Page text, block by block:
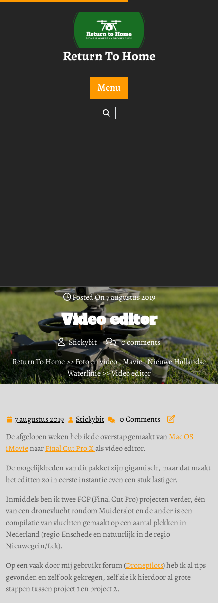
Skip
Return To Home
Menu
Posted On 7 augustus 2019
Video editor
Stickybit
0 comments
Return To Home>>Foto en video,Mavic,Nieuwe Hollandse
Waterlinie>> Video editor
7 augustus 2019
augustus
2019
Stickybit Stickybit0 Comments
De afgelopen weken heb ik de overstap gemaakt vanMac OS
iMovienaarFinal Cut Pro Xals video editor.
De mogelijkheden van dit pakket zijn gigantisch, maar dat maakt
het editten zo in eerste instantie even een stuk lastiger.
Inmiddels ben ik twee FCP (Final Cut Pro) projecten verder, één
van een dronevlucht rondom Muiderslot en de ander is een
compilatie van vluchten gemaakt op een aantal plekken in
Nederland (regio Enschede en natuurlijk in de regio
Nieuwegein/Lek).
Op een vaak door mij gebruikt forum (Dronepilots) heb ik al tips
gevonden en zelf ook gekregen, zelf zie ik hierdoor al grote
stappen tussen project 1 en project 2.